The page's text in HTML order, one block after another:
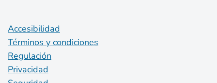
Accesibilidad
Términos y condiciones
Regulación
Privacidad